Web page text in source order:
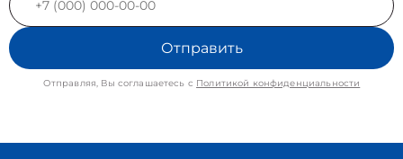
Отправить
Отправляя, Вы соглашаетесь с Политикой конфиденциальности